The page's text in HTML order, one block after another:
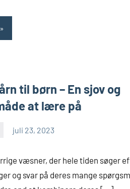
til børn – En sjov og
at lære på
juli 23, 2023
væsner, der hele tiden søger
og svar på deres mange